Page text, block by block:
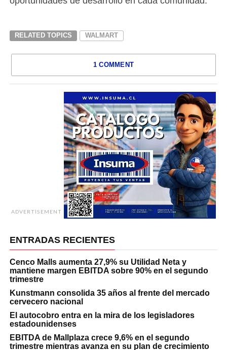
RELATED TOPICS WALMART
1 COMMENT
ADVERTISEMENT
ENTRADAS RECIENTES
Cenco Malls aumenta 27,9% su Utilidad Neta y
mantiene margen EBITDA sobre 90% en el segundo
trimestre
Kunstmann consolida 35 años al frente del mercado
cervecero nacional
El autocobro entra en la mira de los legisladores
estadounidenses
EBITDA de Mallplaza crece 9,6% en el segundo
trimestre mientras avanza en su plan de crecimiento